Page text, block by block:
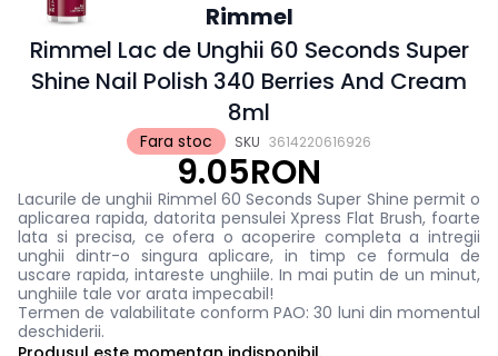
Fara stoc SKU 3614220616926
Rimmel
Rimmel Lac de Unghii 60 Seconds Super
Shine Nail Polish 340 Berries And Cream
8ml
9.05RON
Lacurile de unghii Rimmel 60 Seconds Super Shine permit o
aplicarea rapida, datorita pensulei Xpress Flat Brush, foarte
lata si precisa, ce ofera o acoperire completa a intregii
unghii dintr-o singura aplicare, in timp ce formula de
uscare rapida, intareste unghiile. In mai putin de un minut,
unghiile tale vor arata impecabil!
Termen de valabilitate conform PAO: 30 luni din momentul
deschiderii.